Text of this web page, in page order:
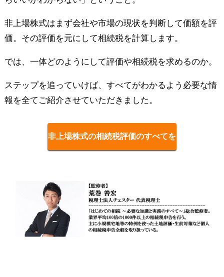
非上場株式はまず会社や市場の現状を判断して価額を評
価。その評価を元にして相続税を計算します。
では、一体どのようにして評価や相続税を求めるのか。
ステップを追っていけば、すべてがわかるよう必要な情
報を全てご紹介させていただきました。
非上場株式の相続税評価のすべてを